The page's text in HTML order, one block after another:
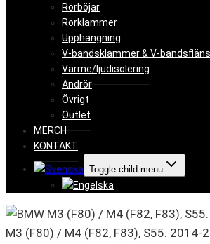
Rörböjar
Rörklammer
Upphängning
V-bandsklammer & V-
Värme/ljudisolering
Ändrör
Övrigt
Outlet
MERCH
KONTAKT
Toggle child menu
M3 (F80) / M4 (F82, F83), S55. 2014-